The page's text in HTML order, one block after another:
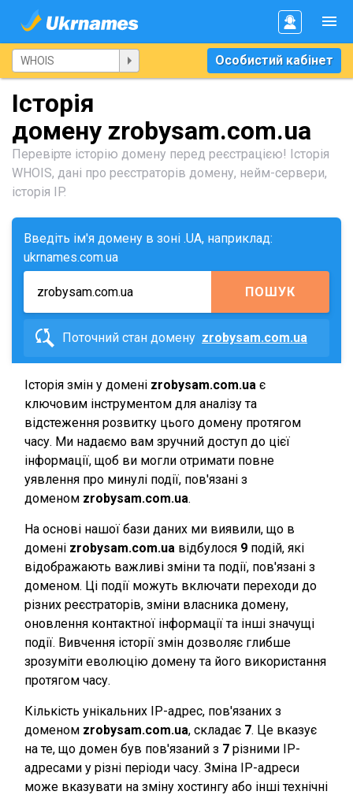
Особистий кабінет
Історія
домену zrobysam.com.ua
Перевірте історію домену перед реєстрацією! Історія
WHOIS, дані про реєстраторів домену, нейм-сервери,
історія IP.
Введіть ім'я домену в зоні .UA, наприклад:
ukrnames.com.ua
ПОШУК
Поточний стан домену zrobysam.com.ua
Історія змін у домені zrobysam.com.ua є
ключовим інструментом для аналізу та
відстеження розвитку цього домену протягом
часу. Ми надаємо вам зручний доступ до цієї
інформації, щоб ви могли отримати повне
уявлення про минулі події, пов'язані з
доменом zrobysam.com.ua.
На основі нашої бази даних ми виявили, що в
домені zrobysam.com.ua відбулося 9 подій, які
відображають важливі зміни та події, пов'язані з
доменом. Ці події можуть включати переходи до
різних реєстраторів, зміни власника домену,
оновлення контактної інформації та інші значущі
події. Вивчення історії змін дозволяє глибше
зрозуміти еволюцію домену та його використання
протягом часу.
Кількість унікальних IP-адрес, пов'язаних з
доменом zrobysam.com.ua, складає 7. Це вказує
на те, що домен був пов'язаний з 7 різними IP-
адресами у різні періоди часу. Зміна IP-адреси
може вказувати на зміну хостингу або інші технічні